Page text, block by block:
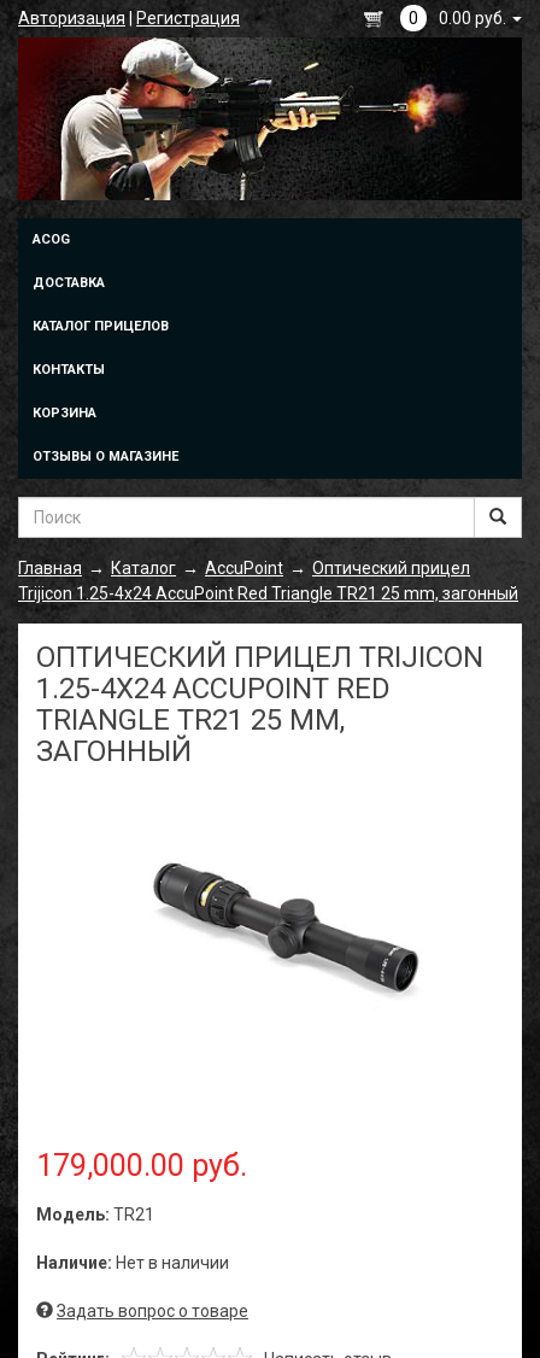
Авторизация Регистрация 0 0.00 руб.
ACOG
ДОСТАВКА
КАТАЛОГ ПРИЦЕЛОВ
КОНТАКТЫ
КОРЗИНА
ОТЗЫВЫ О МАГАЗИНЕ
Главная → Каталог → AccuPoint → Оптический прицел
Trijicon 1.25-4x24 AccuPoint Red Triangle TR21 25 mm, загонный
ОПТИЧЕСКИЙ ПРИЦЕЛ TRIJICON
1.25-4X24 ACCUPOINT RED
TRIANGLE TR21 25 MM,
ЗАГОННЫЙ
179,000.00 руб.
Модель: TR21
Наличие: Нет в наличии
Задать вопрос о товаре